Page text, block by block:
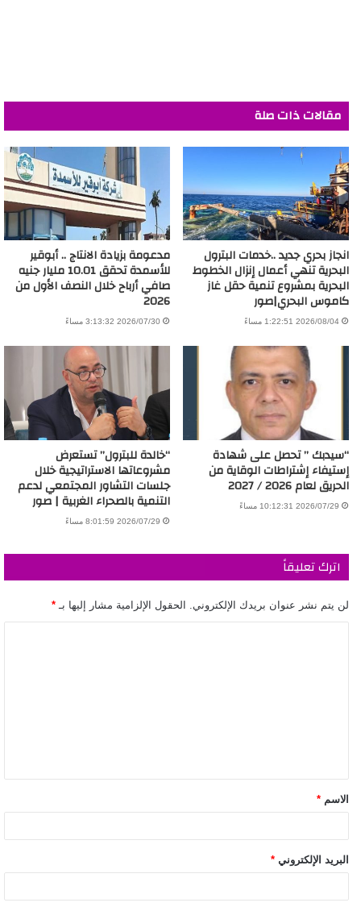
مقالات ذات صلة
انجاز بحري جديد ..خدمات البترول
البحرية تنهي أعمال إنزال الخطوط
البحرية بمشروع تنمية حقل غاز
كاموس البحري|صور
2026/08/04 1:22:51 مساءً
مدعومة بزيادة الانتاج .. أبوقير
للأسمدة تحقق 10.01 مليار جنيه
صافي أرباح خلال النصف الأول من
2026
2026/07/30 3:13:32 مساءً
“سيدبك ” تحصل على شهادة
إستيفاء إشتراطات الوقاية من
الحريق لعام 2026 / 2027
2026/07/29 10:12:31 مساءً
“خالدة للبترول” تستعرض
مشروعاتها الاستراتيجية خلال
جلسات التشاور المجتمعي لدعم
التنمية بالصحراء الغربية | صور
2026/07/29 8:01:59 مساءً
اترك تعليقاً
لن يتم نشر عنوان بريدك الإلكتروني. الحقول الإلزامية مشار إليها بـ *
الاسم *
البريد الإلكتروني *